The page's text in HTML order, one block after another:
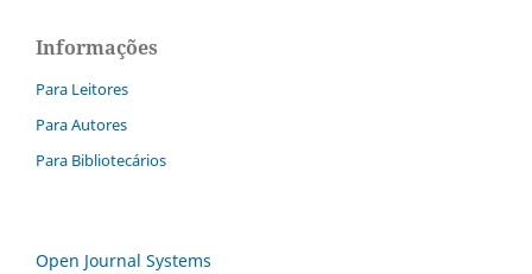
Informações
Para Leitores
Para Autores
Para Bibliotecários
Open Journal Systems